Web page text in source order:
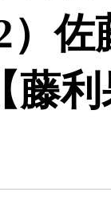
）
利